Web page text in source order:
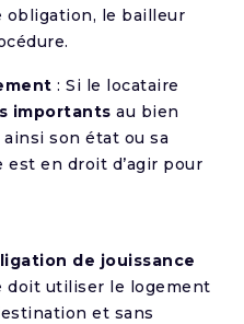
le bailleur
: Si le locataire
importants au bien
son état ou sa
en droit d’agir pour
de jouissance
doit utiliser le logement
et sans